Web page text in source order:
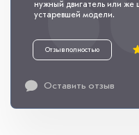
Оставить отзыв
нужный двигатель или же
устаревшей модели.
Отзыв полностью